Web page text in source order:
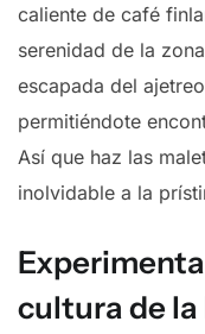
caliente de café
serenidad de la
escapada del
permitiéndote
Así que haz las
inolvidable a la
cultura de